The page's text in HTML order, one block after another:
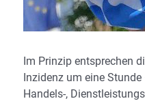
Im Prinzip entsprechen
Inzidenz um eine
Handels-,